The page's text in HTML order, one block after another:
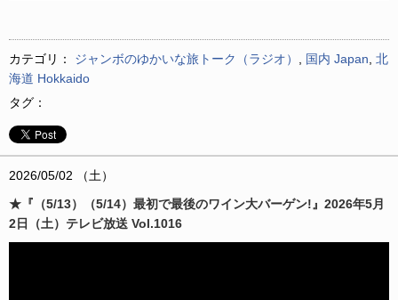
ヤ
ー
カテゴリ： ジャンボのゆかいな旅トーク（ラジオ） 国内 Japan 北
海道 Hokkaido
タグ：
2026/05/02 （土）
★『（5/13）（5/14）最初で最後のワイン大バーゲン!』2026年5月
2日（土）テレビ放送 Vol.1016